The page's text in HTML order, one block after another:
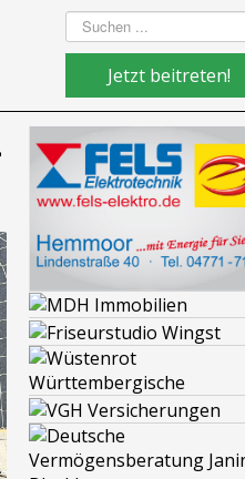
Suchen
Jetzt beitreten!